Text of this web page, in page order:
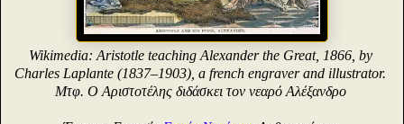
Wikimedia: Aristotle teaching Alexander the Great, 1866, by
Charles Laplante (1837–1903), a french engraver and illustrator.
Μτφ. Ο Αριστοτέλης διδάσκει τον νεαρό Αλέξανδρο